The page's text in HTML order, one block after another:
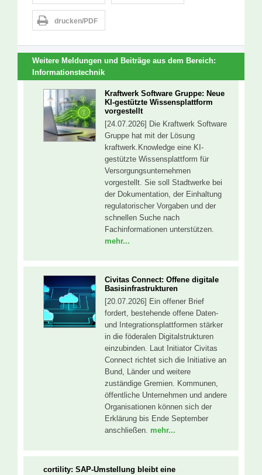
drucken/PDF
Weitere Meldungen und Beiträge aus dem Bereich:
Informationstechnik
Kraftwerk Software Gruppe: Neue
KI-gestützte Wissensplattform
vorgestellt
[24.07.2026] Die Kraftwerk Software
Gruppe hat mit der Lösung
kraftwerk.Knowledge eine KI-
gestützte Wissensplattform für
Versorgungsunternehmen
vorgestellt. Sie soll Stadtwerke bei
der Dokumentation, der Einhaltung
regulatorischer Vorgaben und der
schnellen Suche nach
Fachinformationen unterstützen.
mehr...
Civitas Connect: Offene digitale
Basisinfrastrukturen
[20.07.2026] Ein offener Brief
fordert, bestehende offene Daten-
und Integrationsplattformen stärker
in die föderalen Digitalstrukturen
einzubinden. Laut Initiator Civitas
Connect richtet sich die Initiative an
Bund, Länder und weitere
zuständige Gremien. Kommunen,
öffentliche Unternehmen und andere
Organisationen können sich der
Erklärung bis Ende September
anschließen. mehr...
cortility: SAP-Umstellung bleibt eine